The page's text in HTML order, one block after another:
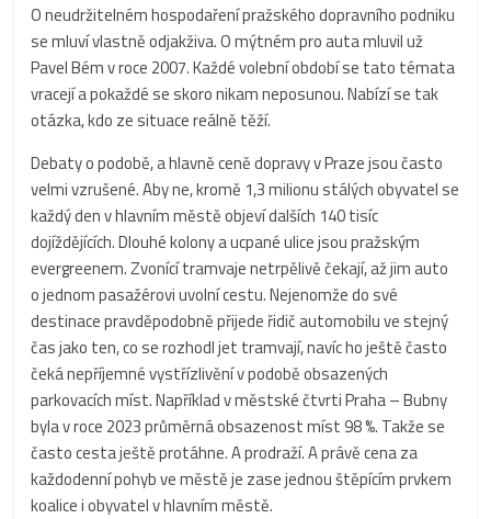
O neudržitelném hospodaření pražského dopravního podniku
se mluví vlastně odjakživa. O mýtném pro auta mluvil už
Pavel Bém v roce 2007. Každé volební období se tato témata
vracejí a pokaždé se skoro nikam neposunou. Nabízí se tak
otázka, kdo ze situace reálně těží.
Debaty o podobě, a hlavně ceně dopravy v Praze jsou často
velmi vzrušené. Aby ne, kromě 1,3 milionu stálých obyvatel se
každý den v hlavním městě objeví dalších 140 tisíc
dojíždějících. Dlouhé kolony a ucpané ulice jsou pražským
evergreenem. Zvonící tramvaje netrpělivě čekají, až jim auto
o jednom pasažérovi uvolní cestu. Nejenomže do své
destinace pravděpodobně přijede řidič automobilu ve stejný
čas jako ten, co se rozhodl jet tramvají, navíc ho ještě často
čeká nepříjemné vystřízlivění v podobě obsazených
parkovacích míst. Například v městské čtvrti Praha – Bubny
byla v roce 2023 průměrná obsazenost míst 98 %. Takže se
často cesta ještě protáhne. A prodraží. A právě cena za
každodenní pohyb ve městě je zase jednou štěpícím prvkem
koalice i obyvatel v hlavním městě.